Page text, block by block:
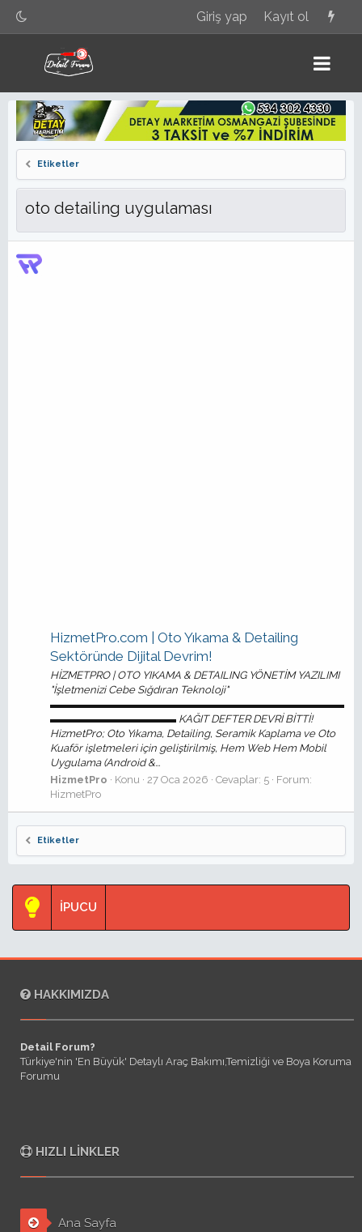
Giriş yap Kayıt ol
Etiketler
oto detailing uygulaması
HizmetPro.com | Oto Yıkama & Detailing
Sektöründe Dijital Devrim!
HİZMETPRO | OTO YIKAMA & DETAILING YÖNETİM YAZILIMI
"İşletmenizi Cebe Sığdıran Teknoloji"
▬▬▬▬▬▬▬▬▬▬▬▬▬▬▬▬▬▬▬▬▬▬▬▬▬▬▬▬
▬▬▬▬▬▬▬▬▬▬▬▬ KAĞIT DEFTER DEVRİ BİTTİ!
HizmetPro; Oto Yıkama, Detailing, Seramik Kaplama ve Oto
Kuaför işletmeleri için geliştirilmiş, Hem Web Hem Mobil
Uygulama (Android &...
HizmetPro
Konu 27 Oca 2026 Cevaplar: 5
Forum:
HizmetPro
Etiketler
İPUCU
HAKKIMIZDA
Detail Forum?
Türkiye'nin 'En Büyük' Detaylı Araç Bakımı,Temizliği ve Boya Koruma
Forumu
HIZLI LINKLER
Ana Sayfa